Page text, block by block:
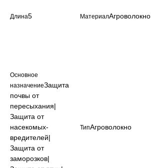
Длина5 МатериалАгроволокно
Основное
назначениеЗащита
почвы от
пересыхания|
Защита от
насекомых-
вредителей|
Защита от
заморозков|
ТипАгроволокно